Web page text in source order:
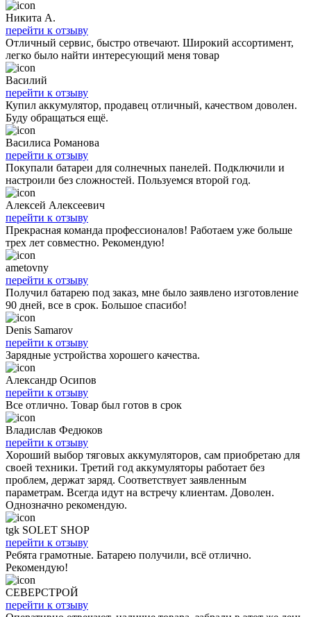
Никита А.
перейти к отзыву
Отличный сервис, быстро отвечают. Широкий ассортимент,
легко было найти интересующий меня товар
Василий
перейти к отзыву
Купил аккумулятор, продавец отличный, качеством доволен.
Буду обращаться ещё.
Василиса Романова
перейти к отзыву
Покупали батареи для солнечных панелей. Подключили и
настроили без сложностей. Пользуемся второй год.
Алексей Алексеевич
перейти к отзыву
Прекрасная команда профессионалов! Работаем уже больше
трех лет совместно. Рекомендую!
ametovny
перейти к отзыву
Получил батарею под заказ, мне было заявлено изготовление
90 дней, все в срок. Большое спасибо!
Denis Samarov
перейти к отзыву
Зарядные устройства хорошего качества.
Александр Осипов
перейти к отзыву
Все отлично. Товар был готов в срок
Владислав Федюков
перейти к отзыву
Хороший выбор тяговых аккумуляторов, сам приобретаю для
своей техники. Третий год аккумуляторы работает без
проблем, держат заряд. Соответствует заявленным
параметрам. Всегда идут на встречу клиентам. Доволен.
Однозначно рекомендую.
tgk SOLET SHOP
перейти к отзыву
Ребята грамотные. Батарею получили, всё отлично.
Рекомендую!
СЕВЕРСТРОЙ
перейти к отзыву